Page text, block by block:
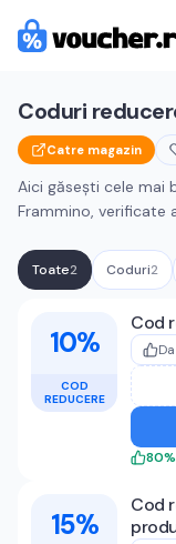
Coduri
Catre magazin
Aici găsești cele mai
Frammino, verificate
Toate2 Coduri2
Cupoane
10%
COD
REDUCERE
Cod
Da
80%
15%
Cod